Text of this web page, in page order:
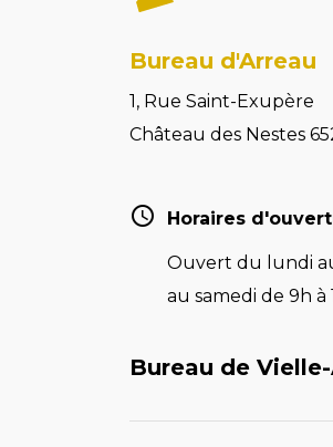
Bureau d'Arreau
1, Rue Saint-Exupère
Château des Nestes
Horaires
Ouvert du lundi
au samedi de 9h à
Bureau de